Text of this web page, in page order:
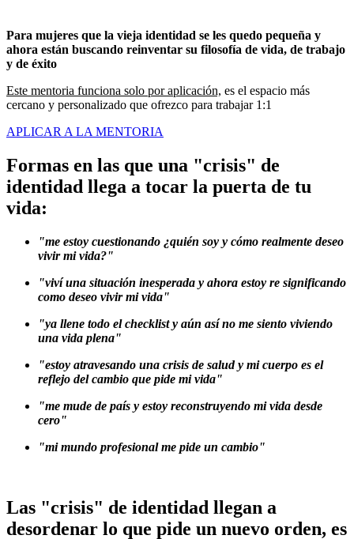
Para mujeres que la vieja identidad se les quedo pequeña y
ahora están buscando reinventar su filosofía de vida, de trabajo
y de éxito
Este mentoria funciona solo por aplicación, es el espacio más
cercano y personalizado que ofrezco para trabajar 1:1
APLICAR A LA MENTORIA
Formas en las que una "crisis" de
identidad llega a tocar la puerta de tu
vida:
"me estoy cuestionando ¿quién soy y cómo realmente deseo
vivir mi vida?"
"viví una situación inesperada y ahora estoy re significando
como deseo vivir mi vida"
"ya llene todo el checklist y aún así no me siento viviendo
una vida plena"
"estoy atravesando una crisis de salud y mi cuerpo es el
reflejo del cambio que pide mi vida"
"me mude de país y estoy reconstruyendo mi vida desde
cero"
"mi mundo profesional me pide un cambio"
Las "crisis" de identidad llegan a
desordenar lo que pide un nuevo orden, es